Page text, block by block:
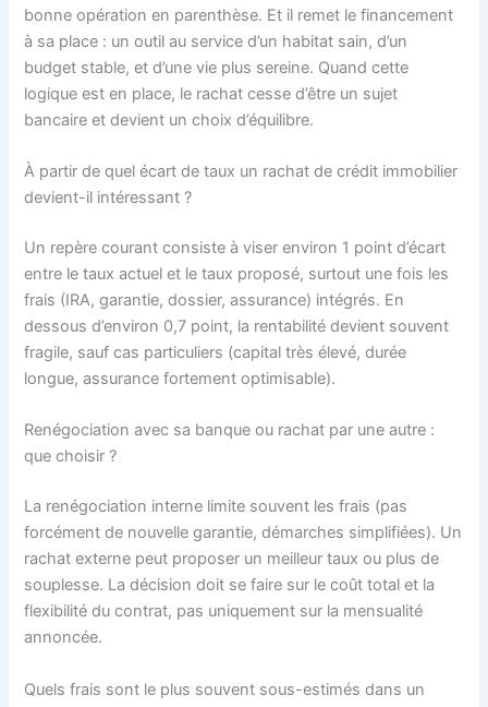
bonne opération en parenthèse. Et il remet le financement
à sa place : un outil au service d’un habitat sain, d’un
budget stable, et d’une vie plus sereine. Quand cette
logique est en place, le rachat cesse d’être un sujet
bancaire et devient un choix d’équilibre.
À partir de quel écart de taux un rachat de crédit immobilier
devient-il intéressant ?
Un repère courant consiste à viser environ 1 point d’écart
entre le taux actuel et le taux proposé, surtout une fois les
frais (IRA, garantie, dossier, assurance) intégrés. En
dessous d’environ 0,7 point, la rentabilité devient souvent
fragile, sauf cas particuliers (capital très élevé, durée
longue, assurance fortement optimisable).
Renégociation avec sa banque ou rachat par une autre :
que choisir ?
La renégociation interne limite souvent les frais (pas
forcément de nouvelle garantie, démarches simplifiées). Un
rachat externe peut proposer un meilleur taux ou plus de
souplesse. La décision doit se faire sur le coût total et la
flexibilité du contrat, pas uniquement sur la mensualité
annoncée.
Quels frais sont le plus souvent sous-estimés dans un